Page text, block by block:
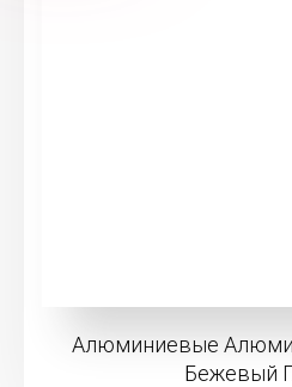
Алюминиевые
Бежевый